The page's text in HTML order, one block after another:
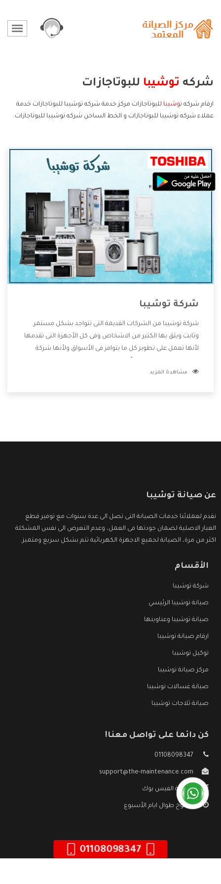
شركه توشيبا للبوتاجازات
ارقام شركه توشيبا للبوتاجازات مركز خدمة شركه توشيبا للبوتاجازات خدمة
عملاء شركه توشيبا للبوتاجازات و الخط الساخن شركه توشيبا للبوتاجازات.
شركة توشيبا
شركة توشيبا من الشركات القديمة التى تتواجد بشكل مستمر
وثابت ويثق بها الكثير من الاشخاص وفى كل الأجهزة التى تقدمها
لأنها تعمل على تطوير كل ما يتوافر فى الأسواق ولأنها شركة
وتقدم للعملاء أقوى العروض والخصومات التى تسهل على
مشاهدة المزيد
عن صيانة توشيبا
نقدم لعملائنا خدمات الصيانة التى تصل الى عدة سنوات مع توفير قطع
الغيار الاصلية لضمان جودتها فى العمل، وعدم التعرض الى نفس المشكلة
اكثر من مرة، الصيانة لجميع الاجهزة الكهربائية تتم بشكل سريع ومتميز.
الأقسام
شركة توشيبا
صيانة توشيبا الرئيسي
صيانة توشيبا وعناوينها
ارقام صيانة توشيبا
توكيل توشيبا
مركز صيانة توشيبا
صيانة غسالات توشيبا
صيانة ثلاجات توشيبا
كن دائما على تواصل معنا!
01108098347
support@the-maintenance.com
صفحة الفيس بوك
مفتوح طوال ايام الأسبوع
01108098347